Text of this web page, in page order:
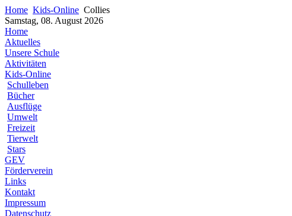
Home Kids-Online Collies
Samstag, 08. August 2026
Home
Aktuelles
Unsere Schule
Aktivitäten
Kids-Online
Schulleben
Bücher
Ausflüge
Umwelt
Freizeit
Tierwelt
Stars
GEV
Förderverein
Links
Kontakt
Impressum
Datenschutz